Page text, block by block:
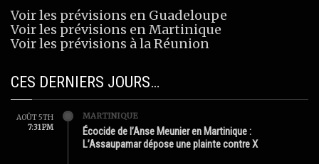
Voir les prévisions en Guadeloupe
Voir les prévisions en Martinique
Voir les prévisions à la Réunion
CES DERNIERS JOURS…
AOÛT 5TH
7:31 PM
MARTINIQUE
Écocide de l’Anse Meunier en Martinique :
L’Assaupamar dépose une plainte contre X